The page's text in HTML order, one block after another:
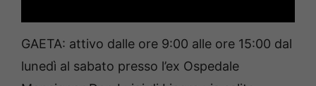
GAETA: attivo dalle ore 9:00 alle ore 15:00 dal
lunedì al sabato presso l’ex Ospedale